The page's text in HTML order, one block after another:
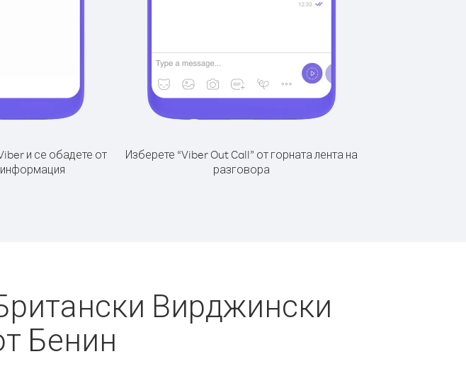
и се обадете от
информация
Изберете “Viber Out Call” от горната лента на
разговора
Вирджински
Бенин